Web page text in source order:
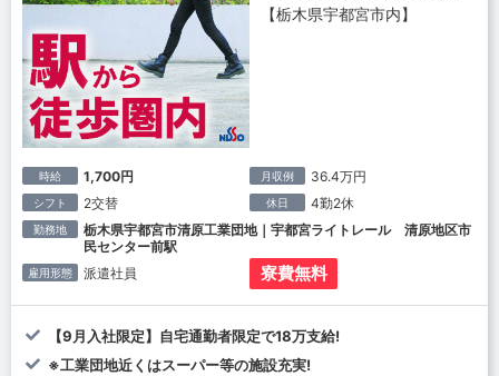
【栃木県宇都宮市内】
時給 1,700円 月収例 36.4万円
シフト 2交替 休日 4勤2休
勤務地
栃木県宇都宮市清原工業団地｜宇都宮ライトレール 清原地区市
民センター前駅
雇用形態 派遣社員 寮費無料
【9月入社限定】自宅通勤者限定で18万支給!
※工業団地近くはスーパー等の施設充実!